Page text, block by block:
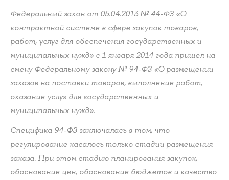
Федеральный закон от 05.04.2013 № 44-ФЗ «О
контрактной системе в сфере закупок товаров,
работ, услуг для обеспечения государственных и
муниципальных нужд» с 1 января 2014 года пришел на
смену Федеральному закону № 94-ФЗ «О размещении
заказов на поставки товаров, выполнение работ,
оказание услуг для государственных и
муниципальных нужд».
Специфика 94-ФЗ заключалась в том, что
регулирование касалось только стадии размещения
заказа. При этом стадию планирования закупок,
обоснование цен, обоснование бюджетов и качество